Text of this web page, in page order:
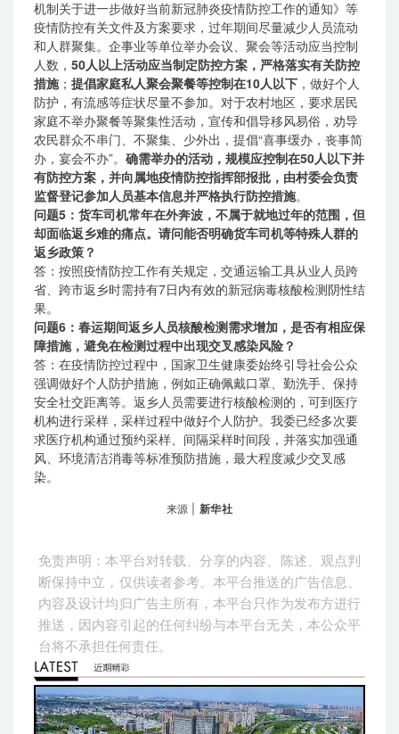
机制关于进一步做好当前新冠肺炎疫情防控工作的通知》等
疫情防控有关文件及方案要求，过年期间尽量减少人员流动
和人群聚集。企事业等单位举办会议、聚会等活动应当控制
人数， 50人以上活动应当制定防控方案，严格落实有关防控
措施； 提倡家庭私人聚会聚餐等控制在10人以下 ，做好个人
防护，有流感等症状尽量不参加。对于农村地区，要求居民
家庭不举办聚餐等聚集性活动，宣传和倡导移风易俗，劝导
农民群众不串门、不聚集、少外出，提倡“喜事缓办，丧事简
办，宴会不办”。 确需举办的活动，规模应控制在50人以下并
有防控方案，并向属地疫情防控指挥部报批，由村委会负责
监督登记参加人员基本信息并严格执行防控措施。
问题5：货车司机常年在外奔波，不属于就地过年的范围，但
却面临返乡难的痛点。请问能否明确货车司机等特殊人群的
返乡政策？
答：按照疫情防控工作有关规定，交通运输工具从业人员跨
省、跨市返乡时需持有7日内有效的新冠病毒核酸检测阴性结
果。
问题6：春运期间返乡人员核酸检测需求增加，是否有相应保
障措施，避免在检测过程中出现交叉感染风险？
答：在疫情防控过程中，国家卫生健康委始终引导社会公众
强调做好个人防护措施，例如正确佩戴口罩、勤洗手、保持
安全社交距离等。返乡人员需要进行核酸检测的，可到医疗
机构进行采样，采样过程中做好个人防护。我委已经多次要
求医疗机构通过预约采样、间隔采样时间段，并落实加强通
风、环境清洁消毒等标准预防措施，最大程度减少交叉感
染。
来源 | 新华社
免责声明：本平台对转载、分享的内容、陈述、观点判
断保持中立，仅供读者参考。本平台推送的广告信息、
内容及设计均归广告主所有，本平台只作为发布方进行
推送，因内容引起的任何纠纷与本平台无关，本公众平
台将不承担任何责任。